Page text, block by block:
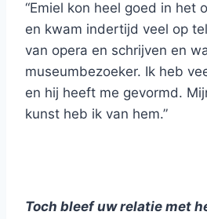
“Emiel kon heel goed in het
en kwam indertijd veel op
van opera en schrijven en
museumbezoeker. Ik heb
en hij heeft me gevormd.
kunst heb ik van hem.”
Toch bleef uw relatie met